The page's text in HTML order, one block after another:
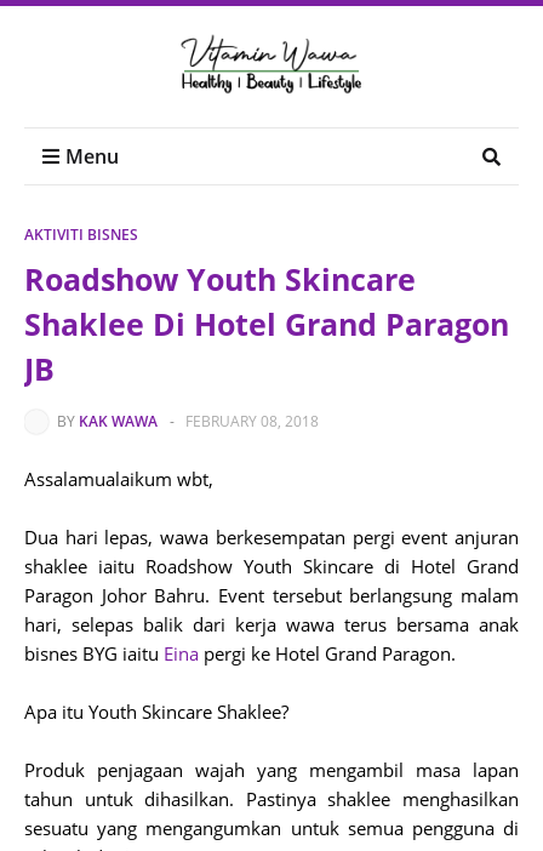
Menu
AKTIVITI BISNES
Roadshow Youth Skincare
Shaklee Di Hotel Grand Paragon
JB
BY KAK WAWA - FEBRUARY 08, 2018
Assalamualaikum wbt,
Dua hari lepas, wawa berkesempatan pergi event anjuran
shaklee iaitu Roadshow Youth Skincare di Hotel Grand
Paragon Johor Bahru. Event tersebut berlangsung malam
hari, selepas balik dari kerja wawa terus bersama anak
bisnes BYG iaitu Eina pergi ke Hotel Grand Paragon.
Apa itu Youth Skincare Shaklee?
Produk penjagaan wajah yang mengambil masa lapan
tahun untuk dihasilkan. Pastinya shaklee menghasilkan
sesuatu yang mengangumkan untuk semua pengguna di